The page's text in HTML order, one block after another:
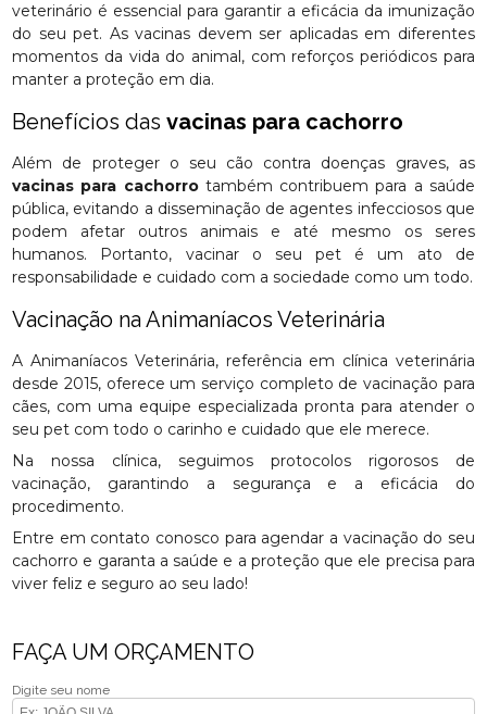
veterinário é essencial para garantir a eficácia da imunização
do seu pet. As vacinas devem ser aplicadas em diferentes
momentos da vida do animal, com reforços periódicos para
manter a proteção em dia.
Benefícios dasvacinas para cachorro
Além de proteger o seu cão contra doenças graves, as
vacinas para cachorrotambém contribuem para a saúde
pública, evitando a disseminação de agentes infecciosos que
podem afetar outros animais e até mesmo os seres
humanos. Portanto, vacinar o seu pet é um ato de
responsabilidade e cuidado com a sociedade como um todo.
Vacinação na Animaníacos Veterinária
A Animaníacos Veterinária, referência em clínica veterinária
desde 2015, oferece um serviço completo de vacinação para
cães, com uma equipe especializada pronta para atender o
seu pet com todo o carinho e cuidado que ele merece.
Na nossa clínica, seguimos protocolos rigorosos de
vacinação, garantindo a segurança e a eficácia do
procedimento.
Entre em contato conosco para agendar a vacinação do seu
cachorro e garanta a saúde e a proteção que ele precisa para
viver feliz e seguro ao seu lado!
FAÇA UM ORÇAMENTO
Digite seu nome